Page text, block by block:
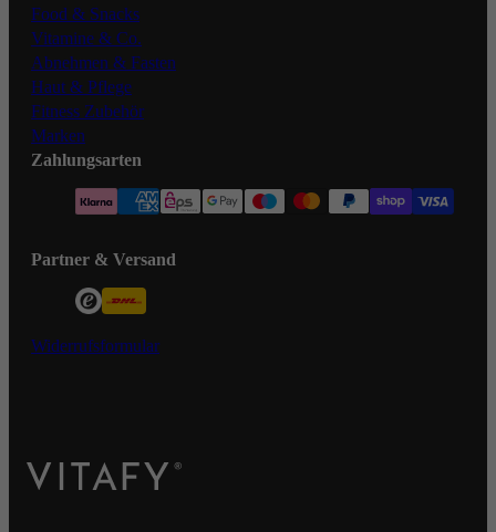
Food & Snacks
Vitamine & Co.
Abnehmen & Fasten
Haut & Pflege
Fitness Zubehör
Marken
Zahlungsarten
Partner & Versand
Widerrufsformular
VITAFY Better health. Better you.